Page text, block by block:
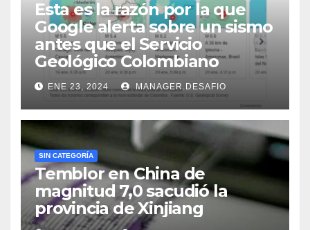
Esta es la razón por la que
Google alerta sobre un sismo
antes que el Servicio
Geológico Colombiano
ENE 23, 2024 MANAGER.DESAFIO
SIN CATEGORÍA
Temblor en China de
magnitud 7,0 sacudió la
provincia de Xinjiang